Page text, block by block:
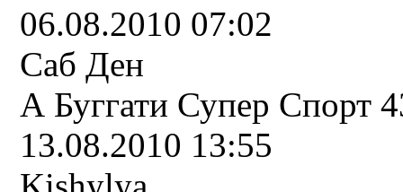
06.08.2010 07:02
Саб Ден
А Буггати Супер Спорт
13.08.2010 13:55